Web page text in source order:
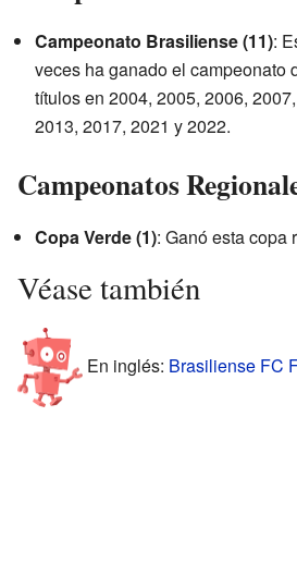
Campeonato Brasiliense (11):
veces ha ganado el campeonato
títulos en 2004, 2005, 2006,
2013, 2017, 2021 y 2022.
Campeonatos
Copa Verde (1): Ganó esta copa
Véase también
En inglés: Brasiliense FC